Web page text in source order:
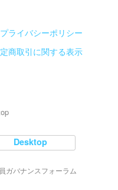
プライバシーポリシー
商取引に関する表示
Desktop
ガバナンスフォーラム